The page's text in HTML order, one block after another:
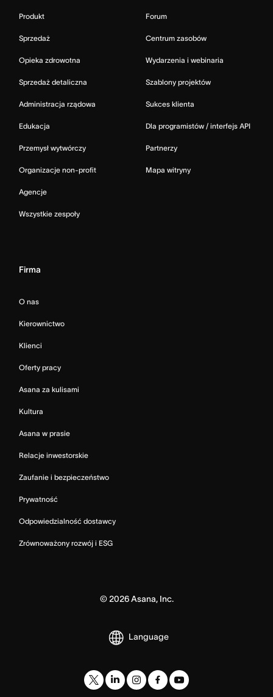
Produkt
Sprzedaż
Opieka zdrowotna
Sprzedaż detaliczna
Administracja rządowa
Edukacja
Przemysł wytwórczy
Organizacje non-profit
Agencje
Wszystkie zespoły
Forum
Centrum zasobów
Wydarzenia i webinaria
Szablony projektów
Sukces klienta
Dla programistów / interfejs API
Partnerzy
Mapa witryny
Firma
O nas
Kierownictwo
Klienci
Oferty pracy
Asana za kulisami
Kultura
Asana w prasie
Relacje inwestorskie
Zaufanie i bezpieczeństwo
Prywatność
Odpowiedzialność dostawcy
Zrównoważony rozwój i ESG
© 2026Asana, Inc.
Language